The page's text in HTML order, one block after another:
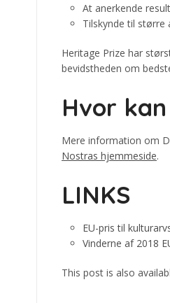
At anerkende
Tilskynde til
Heritage Prize har
bevidstheden om
Hvor
Mere information om
Nostras hjemmeside.
LINKS
EU-pris til
Vinderne af 2018
This post is also